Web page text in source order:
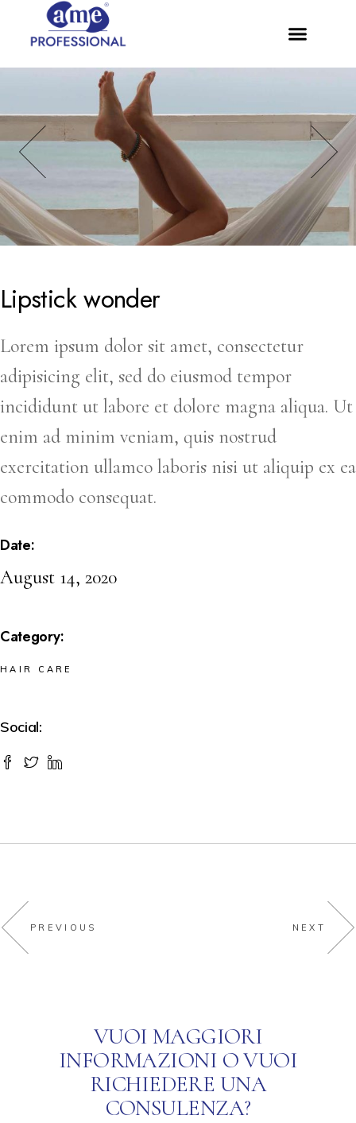
Lipstick wonder
Lorem ipsum dolor sit amet, consectetur
adipisicing elit, sed do eiusmod tempor
incididunt ut labore et dolore magna aliqua. Ut
enim ad minim veniam, quis nostrud
exercitation ullamco laboris nisi ut aliquip ex ea
commodo consequat.
Date:
August 14, 2020
Category:
HAIR CARE
Social:
PREVIOUS NEXT
VUOI MAGGIORI
INFORMAZIONI O VUOI
RICHIEDERE UNA
CONSULENZA?